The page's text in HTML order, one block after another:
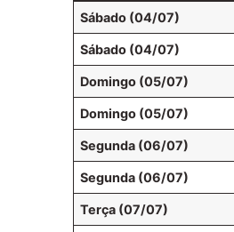
Sábado (04/07)
Sábado (04/07)
Domingo (05/07)
Domingo (05/07)
Segunda (06/07)
Segunda (06/07)
Terça (07/07)